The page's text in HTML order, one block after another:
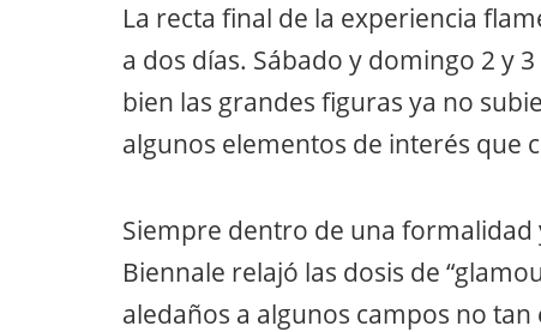
La recta final de la experiencia
a dos días. Sábado y domingo 2 y
bien las grandes figuras ya no
algunos elementos de interés que
Siempre dentro de una
Biennale relajó las dosis de
aledaños a algunos campos no